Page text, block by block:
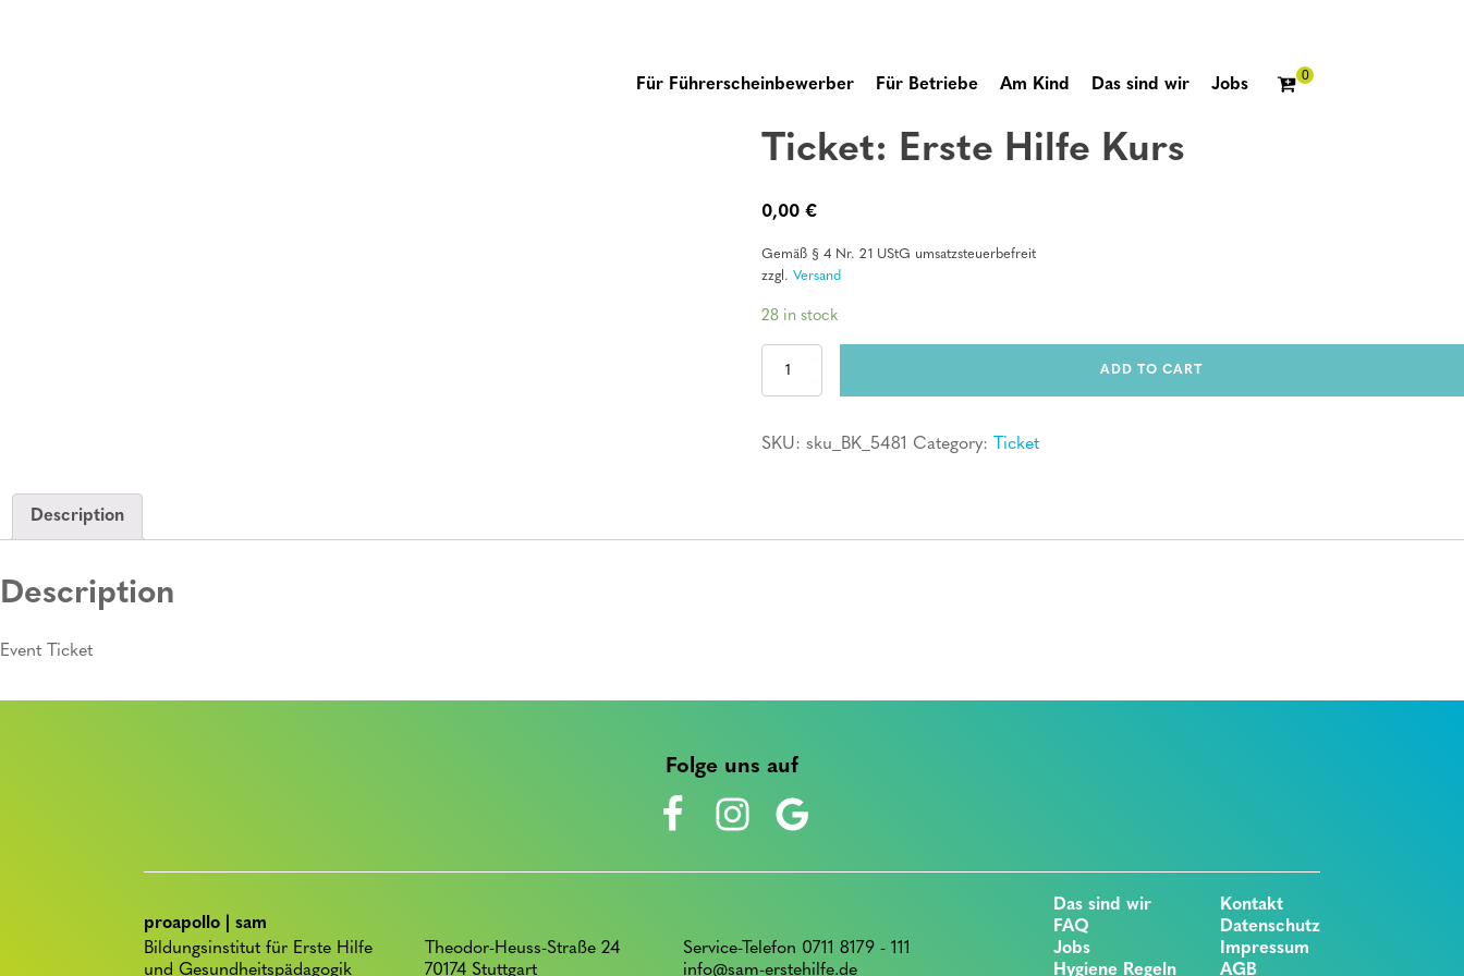
Für Führerscheinbewerber Für Betriebe Am Kind Das sind wir Jobs
Ticket: Erste Hilfe Kurs
0,00 €
Gemäß § 4 Nr. 21 UStG umsatzsteuerbefreit
zzgl. Versand
28 in stock
Ticket:
quantity
ADD TO CART
SKU: sku_BK_5481 Category: Ticket
Description
Description
Event Ticket
Folge uns auf
proapollo | sam
Bildungsinstitut für Erste Hilfe
und Gesundheitspädagogik
Theodor-Heuss-Straße 24
70174 Stuttgart
Service-Telefon 0711 8179 - 111
info@sam-erstehilfe.de
Das sind wir
FAQ
Jobs
Hygiene Regeln
Kontakt
Datenschutz
Impressum
AGB